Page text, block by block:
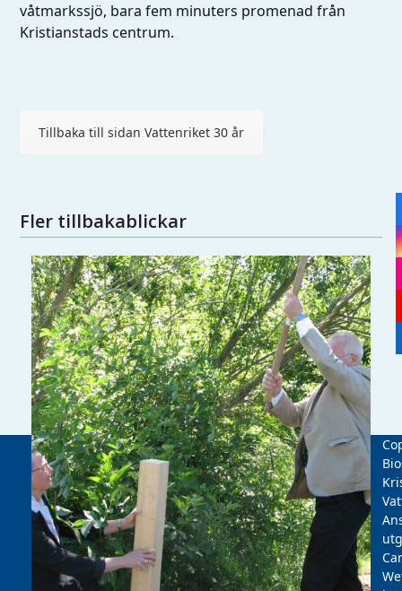
våtmarkssjö, bara fem minuters promenad från
Kristianstads centrum.
Tillbaka till sidan Vattenriket 30 år
Fler tillbakablickar